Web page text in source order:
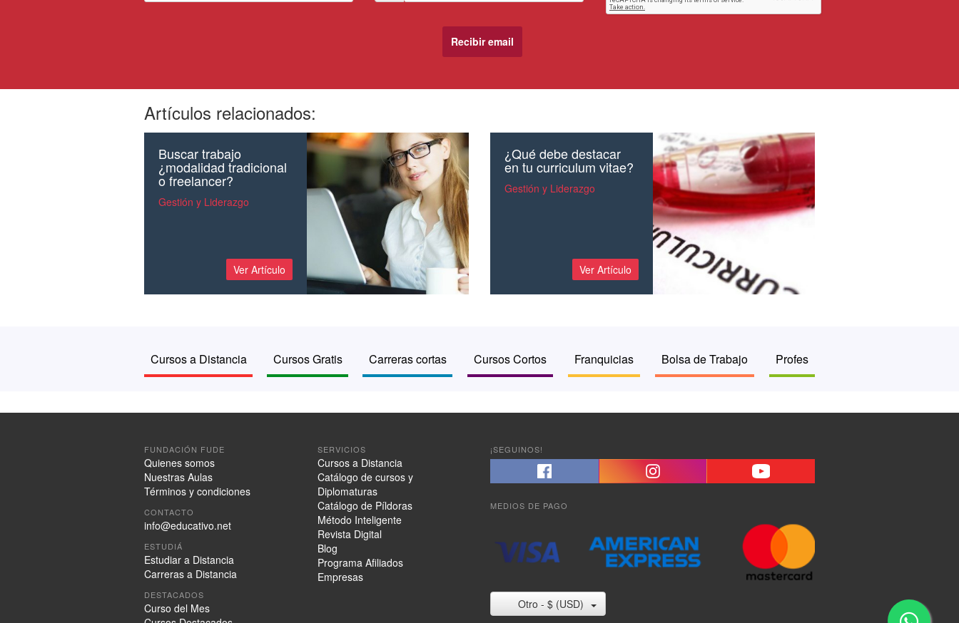
Artículos relacionados:
Buscar trabajo
¿modalidad tradicional
o freelancer?
Gestión y Liderazgo
Ver Artículo
¿Qué debe destacar
en tu curriculum vitae?
Gestión y Liderazgo
Ver Artículo
Cursos a Distancia Cursos Gratis Carreras cortas Cursos Cortos Franquicias Bolsa de Trabajo Profes
FUNDACIÓN FUDE
Quienes somos
Nuestras Aulas
Términos y condiciones
CONTACTO
info@educativo.net
ESTUDIÁ
Estudiar a Distancia
Carreras a Distancia
DESTACADOS
Curso del Mes
SERVICIOS
Cursos a Distancia
Catálogo de cursos y
Diplomaturas
Catálogo de Píldoras
Método Inteligente
Revista Digital
Blog
Programa Afiliados
Empresas
¡SEGUINOS!
MEDIOS DE PAGO
Otro - $ (USD)